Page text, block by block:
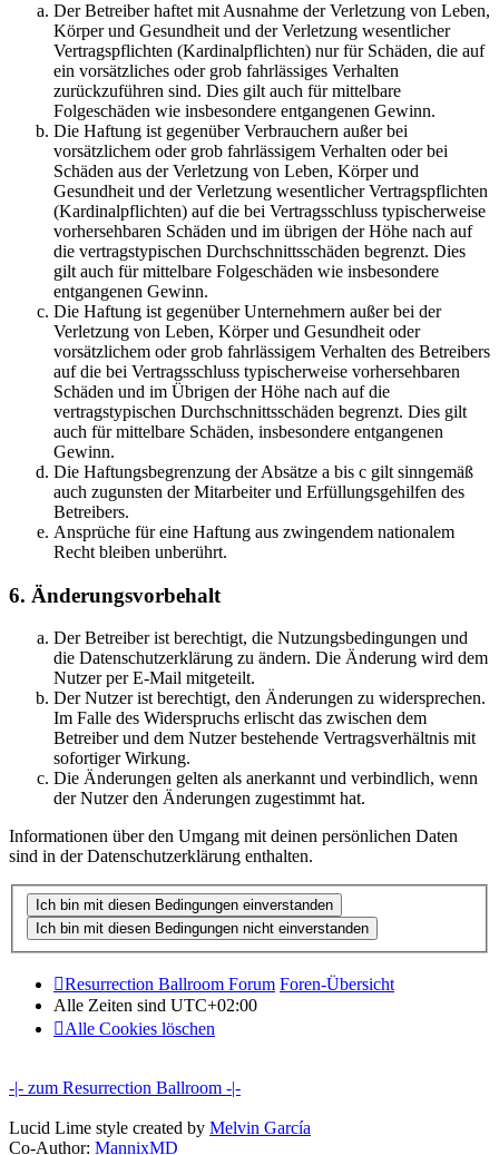
Der Betreiber haftet mit Ausnahme der Verletzung von Leben,
Körper und Gesundheit und der Verletzung wesentlicher
Vertragspflichten (Kardinalpflichten) nur für Schäden, die auf
ein vorsätzliches oder grob fahrlässiges Verhalten
zurückzuführen sind. Dies gilt auch für mittelbare
Folgeschäden wie insbesondere entgangenen Gewinn.
Die Haftung ist gegenüber Verbrauchern außer bei
vorsätzlichem oder grob fahrlässigem Verhalten oder bei
Schäden aus der Verletzung von Leben, Körper und
Gesundheit und der Verletzung wesentlicher Vertragspflichten
(Kardinalpflichten) auf die bei Vertragsschluss typischerweise
vorhersehbaren Schäden und im übrigen der Höhe nach auf
die vertragstypischen Durchschnittsschäden begrenzt. Dies
gilt auch für mittelbare Folgeschäden wie insbesondere
entgangenen Gewinn.
Die Haftung ist gegenüber Unternehmern außer bei der
Verletzung von Leben, Körper und Gesundheit oder
vorsätzlichem oder grob fahrlässigem Verhalten des Betreibers
auf die bei Vertragsschluss typischerweise vorhersehbaren
Schäden und im Übrigen der Höhe nach auf die
vertragstypischen Durchschnittsschäden begrenzt. Dies gilt
auch für mittelbare Schäden, insbesondere entgangenen
Gewinn.
Die Haftungsbegrenzung der Absätze a bis c gilt sinngemäß
auch zugunsten der Mitarbeiter und Erfüllungsgehilfen des
Betreibers.
Ansprüche für eine Haftung aus zwingendem nationalem
Recht bleiben unberührt.
6. Änderungsvorbehalt
Der Betreiber ist berechtigt, die Nutzungsbedingungen und
die Datenschutzerklärung zu ändern. Die Änderung wird dem
Nutzer per E-Mail mitgeteilt.
Der Nutzer ist berechtigt, den Änderungen zu widersprechen.
Im Falle des Widerspruchs erlischt das zwischen dem
Betreiber und dem Nutzer bestehende Vertragsverhältnis mit
sofortiger Wirkung.
Die Änderungen gelten als anerkannt und verbindlich, wenn
der Nutzer den Änderungen zugestimmt hat.
Informationen über den Umgang mit deinen persönlichen Daten
sind in der Datenschutzerklärung enthalten.
Resurrection Ballroom Forum Foren-Übersicht
Alle Zeiten sind UTC+02:00
Alle Cookies löschen
-|- zum Resurrection Ballroom -|-
Lucid Lime style created by Melvin García
Co-Author: MannixMD